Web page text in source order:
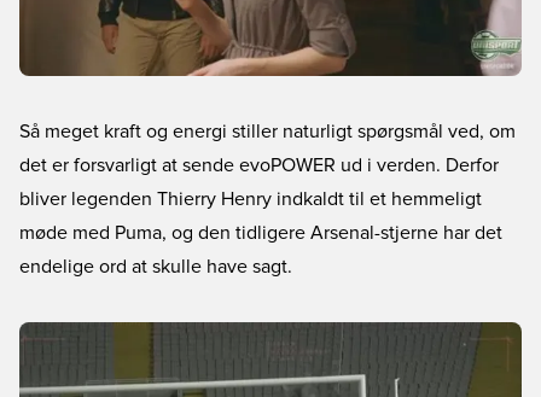
Så meget kraft og energi stiller naturligt spørgsmål ved, om
det er forsvarligt at sende evoPOWER ud i verden. Derfor
bliver legenden Thierry Henry indkaldt til et hemmeligt
møde med Puma, og den tidligere Arsenal-stjerne har det
endelige ord at skulle have sagt.